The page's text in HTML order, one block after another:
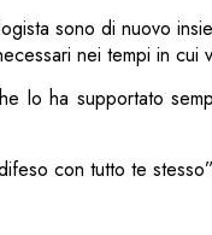
sono di nuovo
nei tempi in cui
lo ha supportato
con tutto te